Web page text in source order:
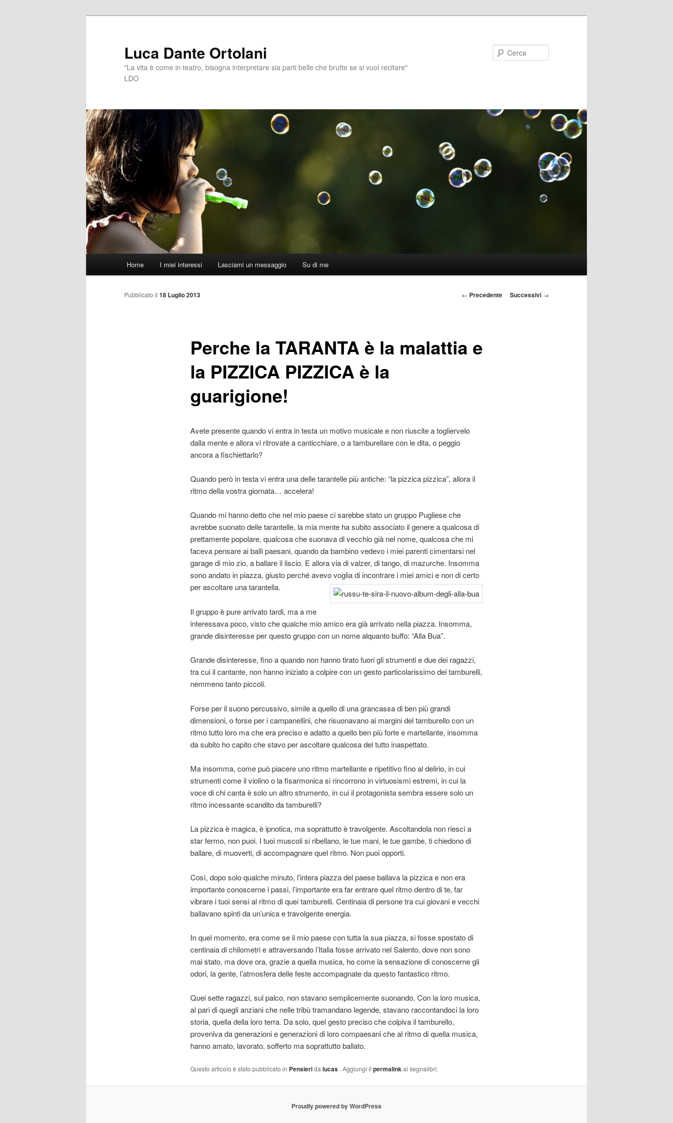
Luca Dante Ortolani
"La vita è come in teatro, bisogna interpretare sia parti belle che brutte se si vuol recitare"
LDO
Home I miei interessi Lasciami un messaggio Su di me
Navigazione
← Precedente Successivi →
Perche la TARANTA è la malattia e
la PIZZICA PIZZICA è la
guarigione!
Pubblicato il 18 Luglio 2013
Avete presente quando vi entra in testa un motivo musicale e non riuscite a togliervelo
dalla mente e allora vi ritrovate a canticchiare, o a tamburellare con le dita, o peggio
ancora a fischiettarlo?
Quando però in testa vi entra una delle tarantelle più antiche: “la pizzica pizzica”, allora il
ritmo della vostra giornata… accelera!
Quando mi hanno detto che nel mio paese ci sarebbe stato un gruppo Pugliese che
avrebbe suonato delle tarantelle, la mia mente ha subito associato il genere a qualcosa di
prettamente popolare, qualcosa che suonava di vecchio già nel nome, qualcosa che mi
faceva pensare ai balli paesani, quando da bambino vedevo i miei parenti cimentarsi nel
garage di mio zio, a ballare il liscio. E allora via di valzer, di tango, di mazurche. Insomma
sono andato in piazza, giusto perché avevo voglia di incontrare i miei amici e non di certo
per ascoltare una tarantella.
Il gruppo è pure arrivato tardi, ma a me
interessava poco, visto che qualche mio amico era già arrivato nella piazza. Insomma,
grande disinteresse per questo gruppo con un nome alquanto buffo: “Alla Bua”.
Grande disinteresse, fino a quando non hanno tirato fuori gli strumenti e due dei ragazzi,
tra cui il cantante, non hanno iniziato a colpire con un gesto particolarissimo dei tamburelli,
nemmeno tanto piccoli.
Forse per il suono percussivo, simile a quello di una grancassa di ben più grandi
dimensioni, o forse per i campanellini, che risuonavano ai margini del tamburello con un
ritmo tutto loro ma che era preciso e adatto a quello ben più forte e martellante, insomma
da subito ho capito che stavo per ascoltare qualcosa del tutto inaspettato.
Ma insomma, come può piacere uno ritmo martellante e ripetitivo fino al delirio, in cui
strumenti come il violino o la fisarmonica si rincorrono in virtuosismi estremi, in cui la
voce di chi canta è solo un altro strumento, in cui il protagonista sembra essere solo un
ritmo incessante scandito da tamburelli?
La pizzica è magica, è ipnotica, ma soprattutto è travolgente. Ascoltandola non riesci a
star fermo, non puoi. I tuoi muscoli si ribellano, le tue mani, le tue gambe, ti chiedono di
ballare, di muoverti, di accompagnare quel ritmo. Non puoi opporti.
Così, dopo solo qualche minuto, l’intera piazza del paese ballava la pizzica e non era
importante conoscerne i passi, l’importante era far entrare quel ritmo dentro di te, far
vibrare i tuoi sensi al ritmo di quei tamburelli. Centinaia di persone tra cui giovani e vecchi
ballavano spinti da un’unica e travolgente energia.
In quel momento, era come se il mio paese con tutta la sua piazza, si fosse spostato di
centinaia di chilometri e attraversando l’Italia fosse arrivato nel Salento, dove non sono
mai stato, ma dove ora, grazie a quella musica, ho come la sensazione di conoscerne gli
odori, la gente, l’atmosfera delle feste accompagnate da questo fantastico ritmo.
Quei sette ragazzi, sul palco, non stavano semplicemente suonando. Con la loro musica,
al pari di quegli anziani che nelle tribù tramandano legende, stavano raccontandoci la loro
storia, quella della loro terra. Da solo, quel gesto preciso che colpiva il tamburello,
proveniva da generazioni e generazioni di loro compaesani che al ritmo di quella musica,
hanno amato, lavorato, sofferto ma soprattutto ballato.
Questo articolo è stato pubblicato in Pensierida lucas . Aggiungi il permalinkai segnalibri.
Proudly powered by WordPress